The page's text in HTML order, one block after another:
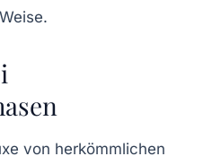
von herkömmlichen